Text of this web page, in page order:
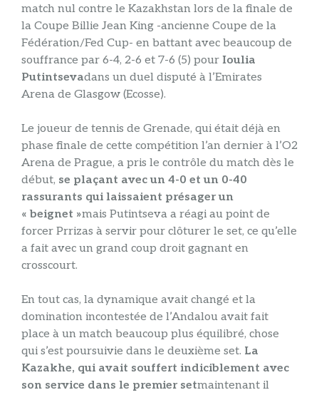
match nul contre le Kazakhstan lors de la finale de
la Coupe Billie Jean King -ancienne Coupe de la
Fédération/Fed Cup- en battant avec beaucoup de
souffrance par 6-4, 2-6 et 7-6 (5) pour Ioulia
Putintsevadans un duel disputé à l’Emirates
Arena de Glasgow (Ecosse).
Le joueur de tennis de Grenade, qui était déjà en
phase finale de cette compétition l’an dernier à l’O2
Arena de Prague, a pris le contrôle du match dès le
début, se plaçant avec un 4-0 et un 0-40
rassurants qui laissaient présager un
« beignet »mais Putintseva a réagi au point de
forcer Prrizas à servir pour clôturer le set, ce qu’elle
a fait avec un grand coup droit gagnant en
crosscourt.
En tout cas, la dynamique avait changé et la
domination incontestée de l’Andalou avait fait
place à un match beaucoup plus équilibré, chose
qui s’est poursuivie dans le deuxième set. La
Kazakhe, qui avait souffert indiciblement avec
son service dans le premier setmaintenant il